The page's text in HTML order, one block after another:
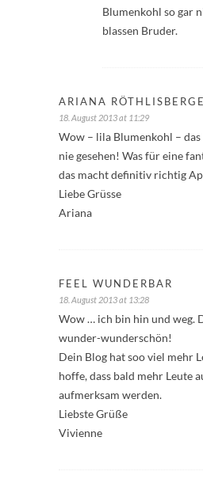
Blumenkohl so gar
blassen Bruder.
ARIANA
18. August 2013 at 11:29
Wow – lila Blumenkohl – das
nie gesehen! Was für eine
das macht definitiv richtig
Liebe Grüsse
Ariana
FEEL WUNDERBAR
18. August 2013 at 13:28
Wow … ich bin hin und weg.
wunder-wunderschön!
Dein Blog hat soo viel mehr
hoffe, dass bald mehr Leute
aufmerksam werden.
Liebste Grüße
Vivienne